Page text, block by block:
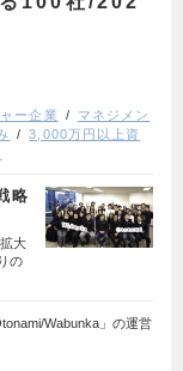
ー企業
マネジメン
3,000万円以上資
略
大
の
Wabunka」の運営